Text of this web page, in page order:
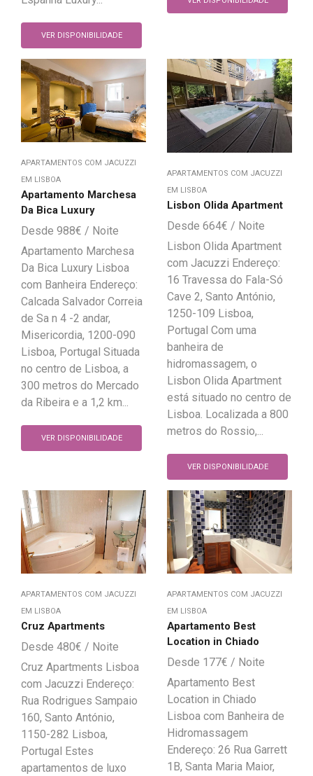
VER DISPONIBILIDADE
APARTAMENTOS COM JACUZZI
EM LISBOA
Apartamento Marchesa
Da Bica Luxury
988€
Apartamento Marchesa
Da Bica Luxury Lisboa
com Banheira Endereço:
Calcada Salvador Correia
de Sa n 4 -2 andar,
Misericordia, 1200-090
Lisboa, Portugal Situada
no centro de Lisboa, a
300 metros do Mercado
da Ribeira e a 1,2 km...
VER DISPONIBILIDADE
APARTAMENTOS COM JACUZZI
EM LISBOA
Lisbon Olida Apartment
664€
Lisbon Olida Apartment
com Jacuzzi Endereço:
16 Travessa do Fala-Só
Cave 2, Santo António,
1250-109 Lisboa,
Portugal Com uma
banheira de
hidromassagem, o
Lisbon Olida Apartment
está situado no centro de
Lisboa. Localizada a 800
metros do Rossio,...
VER DISPONIBILIDADE
APARTAMENTOS COM JACUZZI
EM LISBOA
Cruz Apartments
480€
Cruz Apartments Lisboa
com Jacuzzi Endereço:
Rua Rodrigues Sampaio
160, Santo António,
1150-282 Lisboa,
Portugal Estes
apartamentos de luxo
APARTAMENTOS COM JACUZZI
EM LISBOA
Apartamento Best
Location in Chiado
177€
Apartamento Best
Location in Chiado
Lisboa com Banheira de
Hidromassagem
Endereço: 26 Rua Garrett
1B, Santa Maria Maior,